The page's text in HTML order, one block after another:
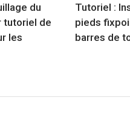
du
tutoriel de
les
Tutoriel :
pieds
barres de